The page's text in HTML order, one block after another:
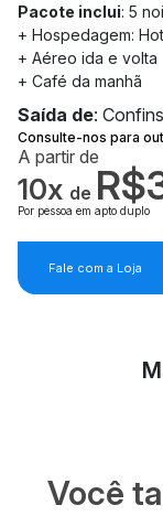
Pacote inclui: 5
+ Hospedagem:
+ Aéreo ida e volta
+ Café da manhã
Saída de: Confins
Consulte-nos para
A partir de
10x de
Por pessoa em apto duplo
Fale com a Loja
Você